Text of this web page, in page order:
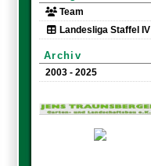
Team
Landesliga Staffel IV
Archiv
2003 - 2025